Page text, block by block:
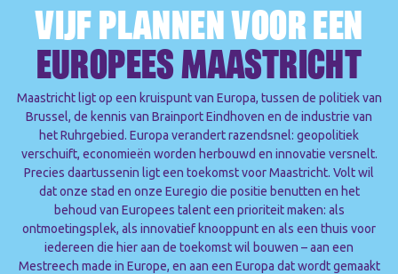
VIJF PLANNEN VOOR EEN
EUROPEES MAASTRICHT
Maastricht ligt op een kruispunt van Europa, tussen de politiek van
Brussel, de kennis van Brainport Eindhoven en de industrie van
het Ruhrgebied. Europa verandert razendsnel: geopolitiek
verschuift, economieën worden herbouwd en innovatie versnelt.
Precies daartussenin ligt een toekomst voor Maastricht. Volt wil
dat onze stad en onze Euregio die positie benutten en het
behoud van Europees talent een prioriteit maken: als
ontmoetingsplek, als innovatief knooppunt en als een thuis voor
iedereen die hier aan de toekomst wil bouwen – aan een
Mestreech made in Europe, en aan een Europa dat wordt gemaakt